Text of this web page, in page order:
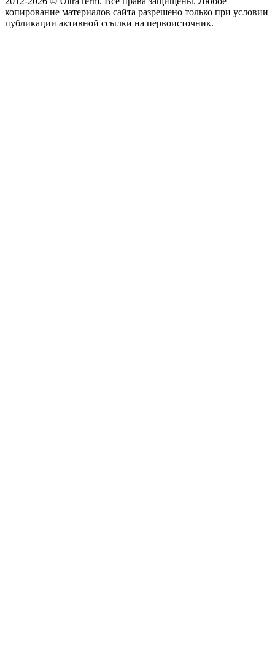
копирование материалов сайта разрешено только при условии
публикации активной ссылки на первоисточник.